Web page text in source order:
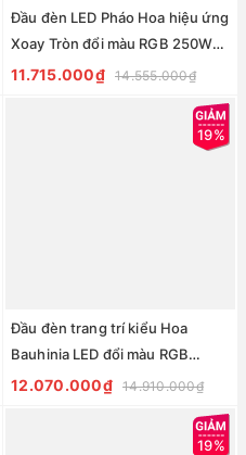
Đầu đèn LED Pháo Hoa hiệu ứng
Xoay Tròn đổi màu RGB 250W
30 đầu ống H1300 D1800 Zalaa
11.715.000₫ 14.555.000₫
19%
Đầu đèn trang trí kiểu Hoa
Bauhinia LED đổi màu RGB
280W 48 đầu ống H1200 D1500
12.070.000₫ 14.910.000₫
19%